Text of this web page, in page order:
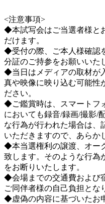
<注意事項>
◆本試写会はご当選者様と
だけます。
◆受付の際、ご本人様確認
分証のご持参をお願いいた
◆当日はメディアの取材が
真や映像に映り込む可能性
ださい。
◆ご鑑賞時は、スマートフ
においても録音/録画/撮影/
な行為が行われた場合は、
いただきますので、あらか
◆本当選権利の譲渡、オー
致します。そのような行為
をお断りいたします。
◆会場までの交通費および
ご同伴者様の自己負担とな
◆虚偽の内容に基づいたお